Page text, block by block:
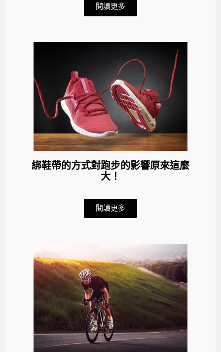
閱讀更多
綁鞋帶的方式對跑步的影響原來這麼
大！
閱讀更多